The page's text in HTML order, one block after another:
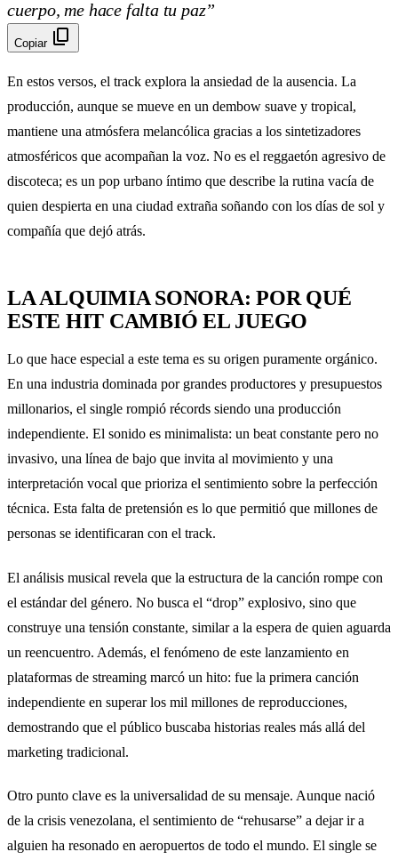
cuerpo, me hace falta tu paz”
Copiar content_copy
En estos versos, el track explora la ansiedad de la ausencia. La
producción, aunque se mueve en un dembow suave y tropical,
mantiene una atmósfera melancólica gracias a los sintetizadores
atmosféricos que acompañan la voz. No es el reggaetón agresivo de
discoteca; es un pop urbano íntimo que describe la rutina vacía de
quien despierta en una ciudad extraña soñando con los días de sol y
compañía que dejó atrás.
LA ALQUIMIA SONORA: POR QUÉ
ESTE HIT CAMBIÓ EL JUEGO
Lo que hace especial a este tema es su origen puramente orgánico.
En una industria dominada por grandes productores y presupuestos
millonarios, el single rompió récords siendo una producción
independiente. El sonido es minimalista: un beat constante pero no
invasivo, una línea de bajo que invita al movimiento y una
interpretación vocal que prioriza el sentimiento sobre la perfección
técnica. Esta falta de pretensión es lo que permitió que millones de
personas se identificaran con el track.
El análisis musical revela que la estructura de la canción rompe con
el estándar del género. No busca el “drop” explosivo, sino que
construye una tensión constante, similar a la espera de quien aguarda
un reencuentro. Además, el fenómeno de este lanzamiento en
plataformas de streaming marcó un hito: fue la primera canción
independiente en superar los mil millones de reproducciones,
demostrando que el público buscaba historias reales más allá del
marketing tradicional.
Otro punto clave es la universalidad de su mensaje. Aunque nació
de la crisis venezolana, el sentimiento de “rehusarse” a dejar ir a
alguien ha resonado en aeropuertos de todo el mundo. El single se